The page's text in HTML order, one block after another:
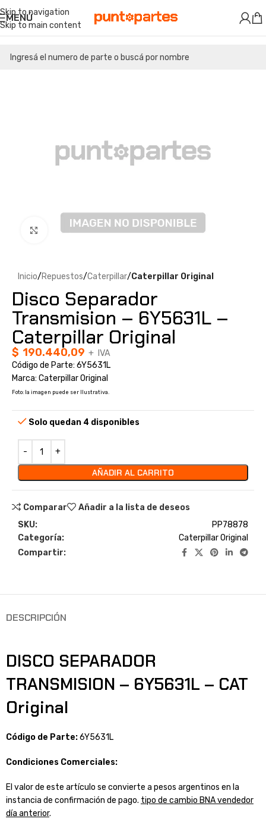
Skip to navigation
Skip to main content
MENÚ
Clic para ampliar
Inicio Repuestos Caterpillar Caterpillar Original
Disco Separador
Transmision – 6Y5631L –
Caterpillar Original
$ 190.440,09 + IVA
Código de Parte: 6Y5631L
Marca: Caterpillar Original
Foto: la imagen puede ser Ilustrativa.
Solo quedan 4 disponibles
AÑADIR AL CARRITO
Comparar
Añadir a la lista de deseos
SKU:
PP78878
Categoría:
Caterpillar Original
Compartir:
DESCRIPCIÓN
DISCO SEPARADOR
TRANSMISION – 6Y5631L – CAT
Original
Código de Parte:6Y5631L
Condiciones Comerciales:
El valor de este artículo se convierte a pesos argentinos en la
instancia de confirmación de pago. tipo de cambio BNA vendedor
día anterior.